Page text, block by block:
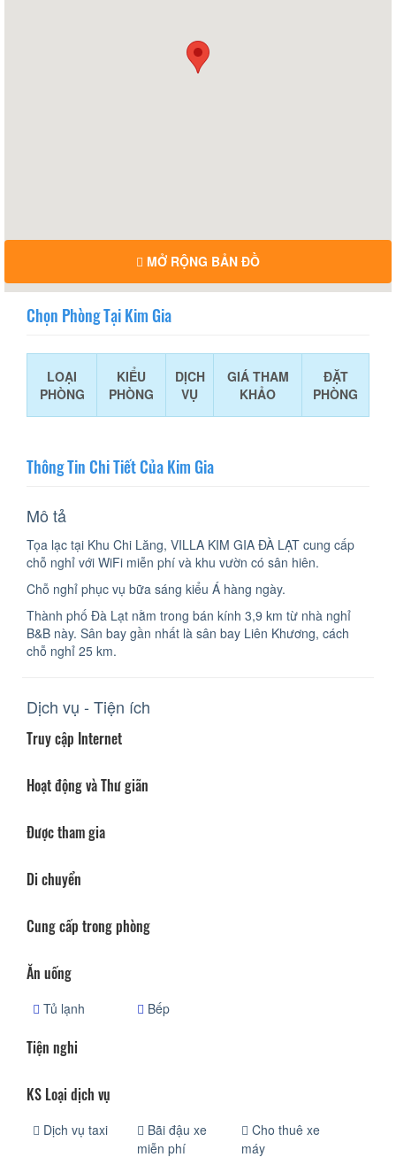
MỞ RỘNG BẢN ĐỒ
Chọn Phòng Tại Kim Gia
LOẠI
PHÒNG
KIỂU
PHÒNG
DỊCH
VỤ
GIÁ THAM
KHẢO
ĐẶT
PHÒNG
Thông Tin Chi Tiết Của Kim Gia
Mô tả
Tọa lạc tại Khu Chi Lăng, VILLA KIM GIA ĐÀ LẠT cung cấp
chỗ nghỉ với WiFi miễn phí và khu vườn có sân hiên.
Chỗ nghỉ phục vụ bữa sáng kiểu Á hàng ngày.
Thành phố Đà Lạt nằm trong bán kính 3,9 km từ nhà nghỉ
B&B này. Sân bay gần nhất là sân bay Liên Khương, cách
chỗ nghỉ 25 km.
Dịch vụ - Tiện ích
Truy cập Internet
Hoạt động và Thư giãn
Được tham gia
Di chuyển
Cung cấp trong phòng
Ăn uống
Tủ lạnh Bếp
Tiện nghi
KS Loại dịch vụ
Dịch vụ taxi
Bãi đậu xe
miễn phí
Cho thuê xe
máy